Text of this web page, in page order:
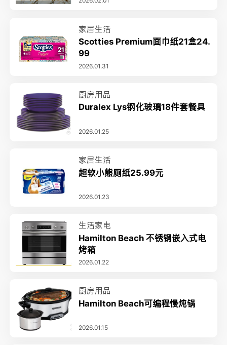
家居生活
Scotties Premium面巾纸21盒24.
99
2026.01.31
厨房用品
Duralex Lys钢化玻璃18件套餐具
2026.01.25
家居生活
超软小熊厕纸25.99元
2026.01.23
生活家电
Hamilton Beach 不锈钢嵌入式电
烤箱
2026.01.22
厨房用品
Hamilton Beach可编程慢炖锅
2026.01.15